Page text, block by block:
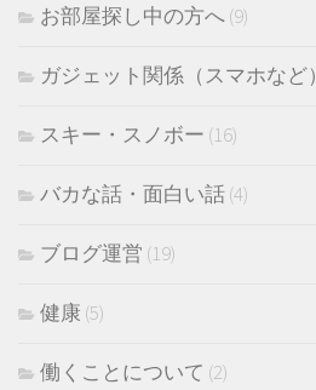
お部屋探し中の方へ(9)
ガジェット関係（スマホなど）
スキー・スノボー (16)
バカな話・面白い話(4)
ブログ運営 (19)
健康 (5)
働くことについて (2)